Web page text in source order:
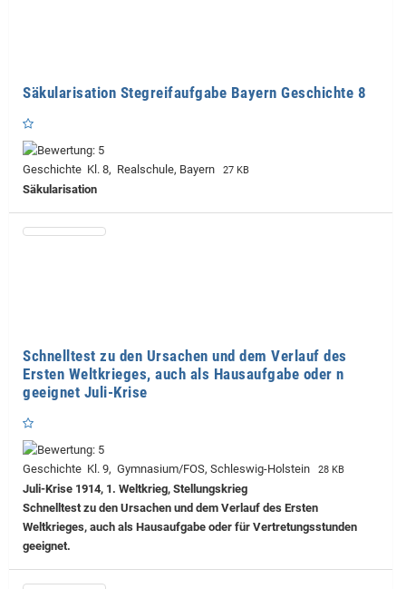
Säkularisation Stegreifaufgabe Bayern Geschichte 8
Geschichte Kl. 8, Realschule, Bayern 27 KB
Säkularisation
Schnelltest zu den Ursachen und dem Verlauf des
Ersten Weltkrieges, auch als Hausaufgabe oder n
geeignet Juli-Krise
Geschichte Kl. 9, Gymnasium/FOS, Schleswig-Holstein 28 KB
Juli-Krise 1914, 1. Weltkrieg, Stellungskrieg
Schnelltest zu den Ursachen und dem Verlauf des Ersten
Weltkrieges, auch als Hausaufgabe oder für Vertretungsstunden
geeignet.